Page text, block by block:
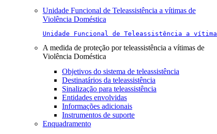
Unidade Funcional de Teleassistência a vítimas de
Violência Doméstica
Unidade Funcional de Teleassistência a
A medida de proteção por teleassistência a vítimas de
Violência Doméstica
Objetivos do sistema de teleassistência
Destinatários da teleassistência
Sinalização para teleassistência
Entidades envolvidas
Informações adicionais
Instrumentos de suporte
Enquadramento